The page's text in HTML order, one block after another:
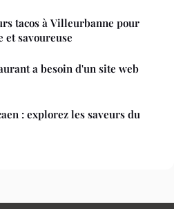
tacos à Villeurbanne pour
et savoureuse
a besoin d'un site web
: explorez les saveurs du